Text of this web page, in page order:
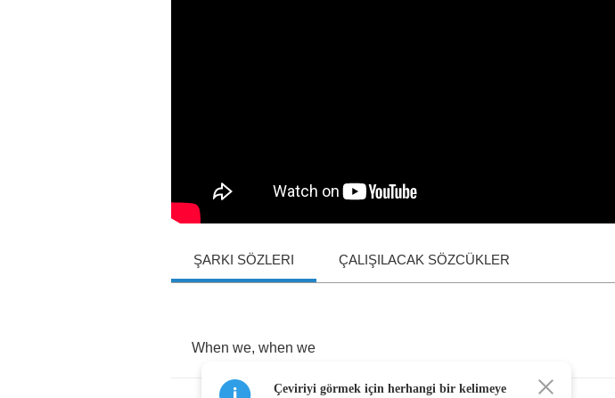
ŞARKI SÖZLERI ÇALIŞILACAK SÖZCÜKLER
When we, when we
Çeviriyi görmek için herhangi bir kelimeye